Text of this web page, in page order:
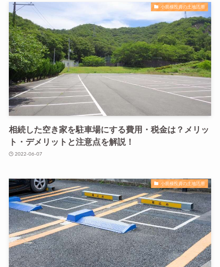
小規模投資の土地活用
相続した空き家を駐車場にする費用・税金は？メリッ
ト・デメリットと注意点を解説！
2022-06-07
小規模投資の土地活用